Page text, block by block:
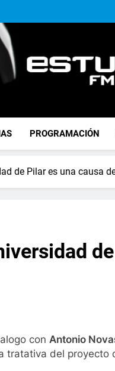
FM
PROGRAMACIÓN
de Pilar es una causa
con Antonio
del proyecto